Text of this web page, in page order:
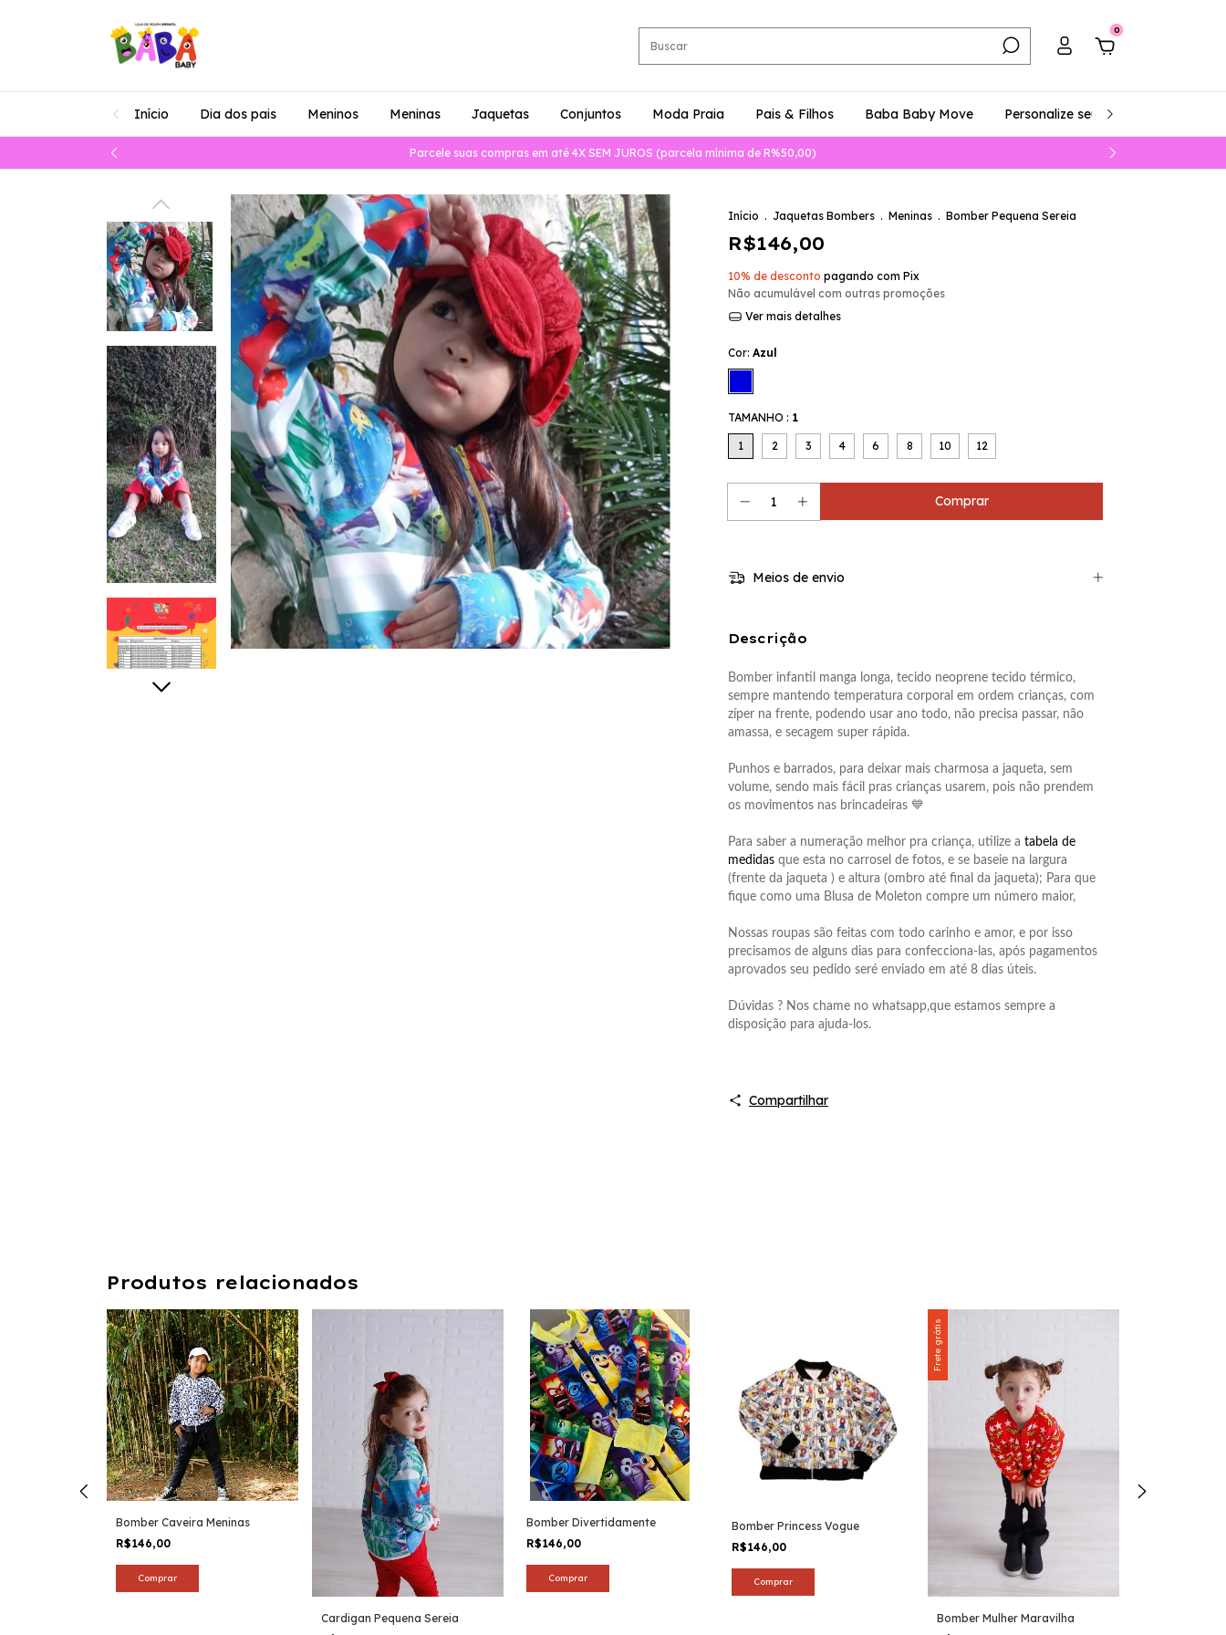
0
Início Dia dos pais Meninos Meninas Jaquetas Conjuntos Moda Praia Pais & Filhos Baba Baby Move Personalize seu Look
Parcele suas compras em até 4X SEM JUROS (parcela mínima de R%50,00)
Início . Jaquetas Bombers . Meninas . Bomber Pequena Sereia
R$146,00
10% de desconto pagando com Pix
Não acumulável com outras promoções
Ver mais detalhes
Cor: Azul
TAMANHO : 1
1 2 3 4 6 8 10 12
Meios de envio
Descrição
Bomber infantil manga longa, tecido neoprene tecido térmico,
sempre mantendo temperatura corporal em ordem crianças, com
zíper na frente, podendo usar ano todo, não precisa passar, não
amassa, e secagem super rápida.
Punhos e barrados, para deixar mais charmosa a jaqueta, sem
volume, sendo mais fácil pras crianças usarem, pois não prendem
os movimentos nas brincadeiras 💙
Para saber a numeração melhor pra criança, utilize a tabela de
medidas que esta no carrosel de fotos, e se baseie na largura
(frente da jaqueta ) e altura (ombro até final da jaqueta); Para que
fique como uma Blusa de Moleton compre um número maior,
Nossas roupas são feitas com todo carinho e amor, e por isso
precisamos de alguns dias para confecciona-las, após pagamentos
aprovados seu pedido seré enviado em até 8 dias úteis.
Dúvidas ? Nos chame no whatsapp,que estamos sempre a
disposição para ajuda-los.
Compartilhar
Produtos relacionados
Bomber Caveira Meninas
R$146,00
Comprar
Cardigan Pequena Sereia
Bomber Divertidamente
R$146,00
Comprar
Bomber Princess Vogue
R$146,00
Comprar
Frete grátis
Bomber Mulher Maravilha